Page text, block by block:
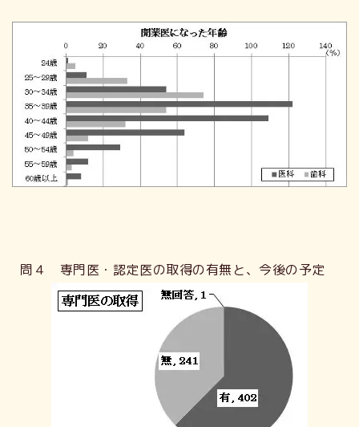
問４ 専門医・認定医の取得の有無と、今後の予定